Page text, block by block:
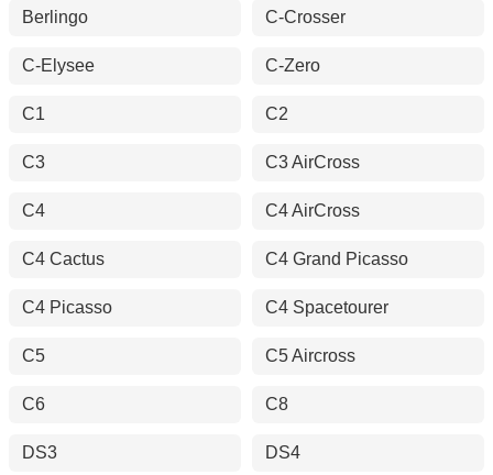
Berlingo
C-Crosser
C-Elysee C-Zero
C1 C2
C3 C3 AirCross
C4 C4 AirCross
C4 Cactus C4 Grand Picasso
C4 Picasso C4 Spacetourer
C5 C5 Aircross
C6 C8
DS3 DS4